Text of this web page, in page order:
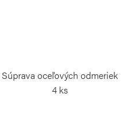
Súprava oceľových odmeriek
4 ks